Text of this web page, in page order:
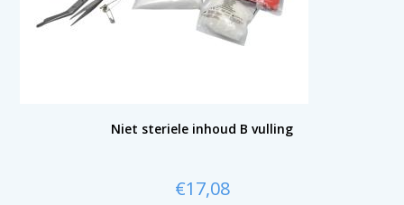
Niet steriele inhoud B vulling
€17,08